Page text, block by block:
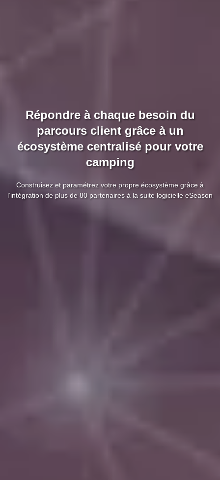
Répondre à chaque besoin du
parcours client grâce à un
écosystème centralisé pour votre
camping
Construisez et paramétrez votre propre écosystème grâce à
l’intégration de plus de 80 partenaires à la suite logicielle eSeason